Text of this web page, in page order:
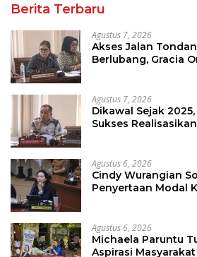
Berita Terbaru
Agustus 7, 2026
Akses Jalan
Berlubang, Gracia
Agustus 7, 2026
Dikawal Sejak
Sukses
Agustus 6, 2026
Cindy Wurangian
Penyertaan Modal
Agustus 6, 2026
Michaela Paruntu
Aspirasi